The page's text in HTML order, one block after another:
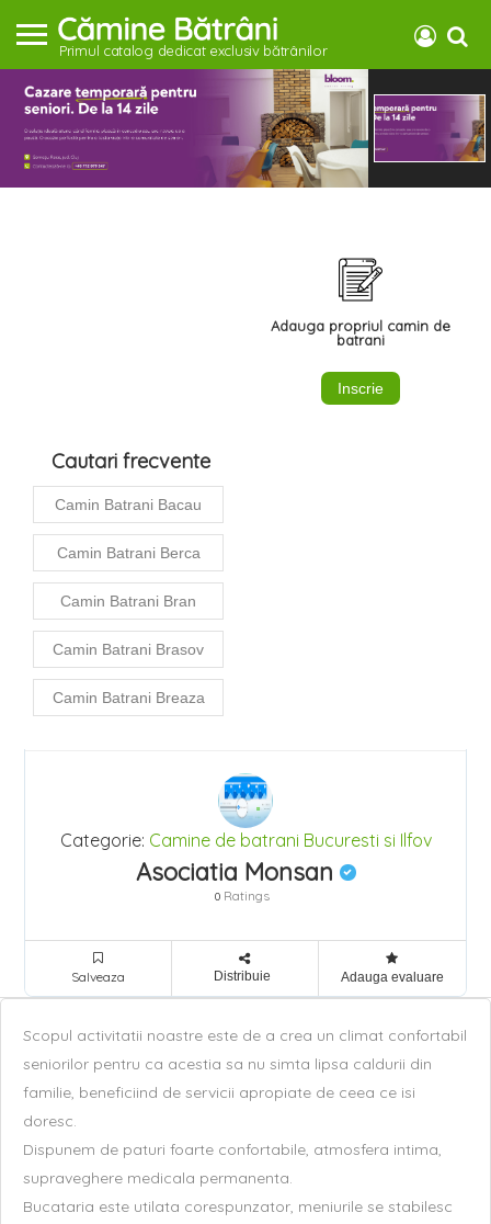
Primul catalog dedicat exclusiv bătrânilor
Cautari frecvente
Camin Batrani Bacau
Camin Batrani Berca
Camin Batrani Bran
Camin Batrani Brasov
Camin Batrani Breaza
Adauga propriul camin de
batrani
Inscrie
Categorie: Camine de batrani Bucuresti si Ilfov
Asociatia Monsan
0 Ratings
Salveaza Distribuie Adauga evaluare
Scopul activitatii noastre este de a crea un climat confortabil
seniorilor pentru ca acestia sa nu simta lipsa caldurii din
familie, beneficiind de servicii apropiate de ceea ce isi
doresc.
Dispunem de paturi foarte confortabile, atmosfera intima,
supraveghere medicala permanenta.
Bucataria este utilata corespunzator, meniurile se stabilesc